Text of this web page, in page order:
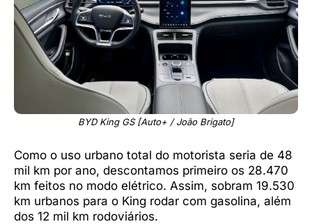
BYD King GS [Auto+ / João Brigato]
Como o uso urbano total do motorista seria de 48
mil km por ano, descontamos primeiro os 28.470
km feitos no modo elétrico. Assim, sobram 19.530
km urbanos para o King rodar com gasolina, além
dos 12 mil km rodoviários.